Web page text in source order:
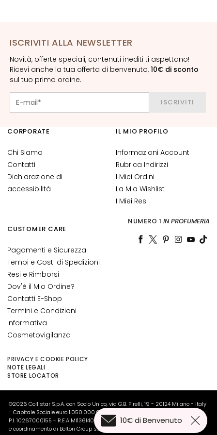
t
i
S
i
e
r
i
A
t
i
v
i
o
c
c
e
C
r
e
m
e
s
o
o
n
t
ISCRIVITI ALLA NEWSLETTER
Novità, offerte speciali, contenuti inediti ti aspettano!
Ricevi anche la tua offerta di benvenuto, 10€ di sconto
sul tuo primo ordine.
ISCRIVITI
10€ di Benvenuto
CORPORATE
Chi Siamo
Contatti
Dichiarazione di
accessibilità
CUSTOMER CARE
Pagamenti e Sicurezza
Tempi e Costi di Spedizioni
Resi e Rimborsi
Dov'è il Mio Ordine?
Contatti E-Shop
Termini e Condizioni
Informativa
Cosmetovigilanza
PRIVACY E COOKIE POLICY
NOTE LEGALI
STORE LOCATOR
IL MIO PROFILO
Informazioni Account
Rubrica Indirizzi
I Miei Ordini
La Mia Wishlist
I Miei Resi
NUMERO 1 IN PROFUMERIA
©2026 Collistar S.p.A. con Socio Unico, via G.B. Pirelli, 19 - 20124 Milano - Italy
- Capitale Sociale euro 1.050.000,00 interamente versato - C.F. - R.I. Milano -
P.I. 10267000155 - R.E.A MI1361408 - Società soggetta all'attività di direzione
e coordinamento di Bolton Group s.r.l.